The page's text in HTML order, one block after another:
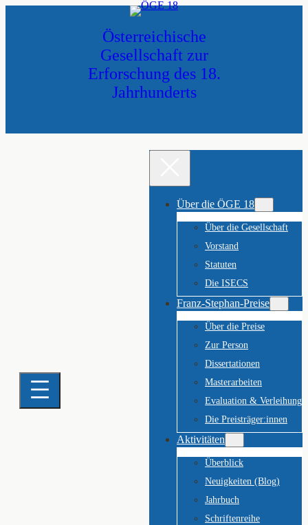
Österreichische
Gesellschaft zur
Erforschung des 18.
Jahrhunderts
Über die ÖGE 18
Über die Gesellschaft
Vorstand
Statuten
Die ISECS
Franz-Stephan-Preise
Über die Preise
Zur Person
Dissertationen
Masterarbeiten
Evaluation & Verleihung
Die Preisträger:innen
Aktivitäten
Überblick
Neuigkeiten (Blog)
Jahrbuch
Schriftenreihe